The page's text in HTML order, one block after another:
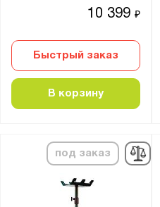
10 399₽
Быстрый заказ
В корзину
под заказ